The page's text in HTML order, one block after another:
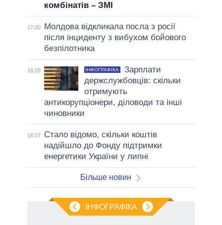
комбінатів – ЗМІ
17:00
Молдова відкликала посла з росії
після інциденту з вибухом бойового
безпілотника
16:28 ІНФОГРАФІКА
Зарплати
держслужбовців: скільки
отримують
антикорупціонери, діловоди та інші
чиновники
16:27
Стало відомо, скільки коштів
надійшло до Фонду підтримки
енергетики України у липні
Більше новин
ІНФОГРАФІКА